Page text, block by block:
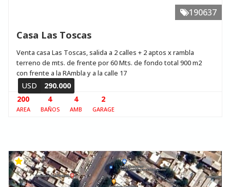
190637
Casa Las Toscas
Venta casa Las Toscas, salida a 2 calles + 2 aptos x rambla
terreno de mts. de frente por 60 Mts. de fondo total 900 m2
con frente a la RAmbla y a la calle 17
USD
290.000
200
AREA
4
BAÑOS
4
AMB
2
GARAGE